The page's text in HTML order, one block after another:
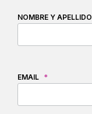
NOMBRE Y APELLIDO
EMAIL *